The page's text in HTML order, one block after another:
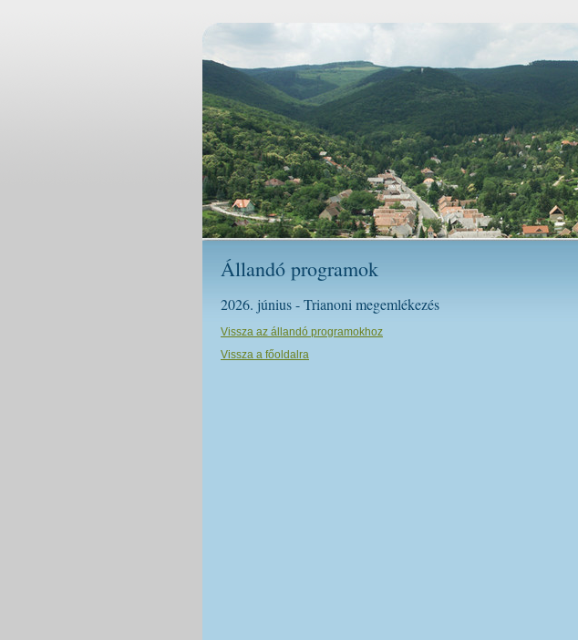
Állandó programok
2026. június - Trianoni megemlékezés
Vissza az állandó programokhoz
Vissza a főoldalra